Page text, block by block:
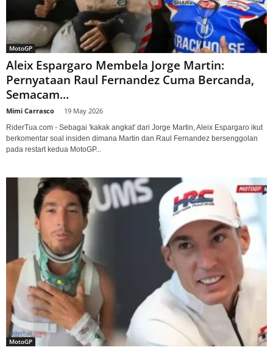
MotoGP
Aleix Espargaro Membela Jorge Martin:
Pernyataan Raul Fernandez Cuma Bercanda,
Semacam...
Mimi Carrasco 19 May 2026
RiderTua.com - Sebagai 'kakak angkat' dari Jorge Martin, Aleix Espargaro ikut
berkomentar soal insiden dimana Martin dan Raul Fernandez bersenggolan
pada restart kedua MotoGP...
MotoGP